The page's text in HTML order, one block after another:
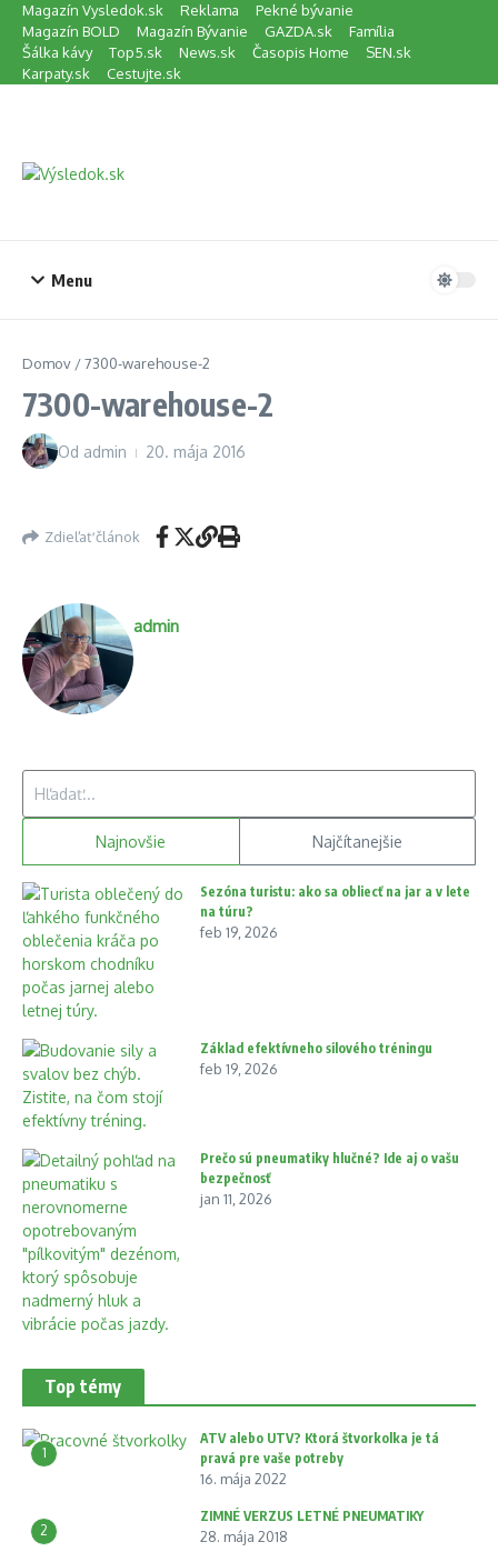
Preskočiť na obsah
Magazín Vysledok.sk Reklama
Pekné bývanie
Magazín BOLD
Magazín Bývanie GAZDA.sk
Família
Šálka kávy
Top5.sk News.sk Časopis Home
SEN.sk
Karpaty.sk
Cestujte.sk
Menu
Domov /7300-warehouse-2
7300-warehouse-2
Od admin 20. mája 2016
Zdieľať článok
admin
Najnovšie Najčítanejšie
Sezóna turistu: ako sa obliecť na jar a v lete
na túru?
feb 19, 2026
Základ efektívneho silového tréningu
feb 19, 2026
Prečo sú pneumatiky hlučné? Ide aj o vašu
bezpečnosť
jan 11, 2026
Top témy
1
ATV alebo UTV? Ktorá štvorkolka je tá
pravá pre vaše potreby
16. mája 2022
2
ZIMNÉ VERZUS LETNÉ PNEUMATIKY
28. mája 2018